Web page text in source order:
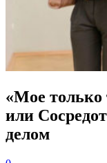
«Мое только
или
делом